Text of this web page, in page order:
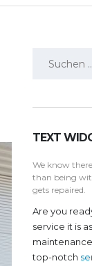
nach:
TEXT
We know
than being
gets repaired.
Are you
service it is
top-notch